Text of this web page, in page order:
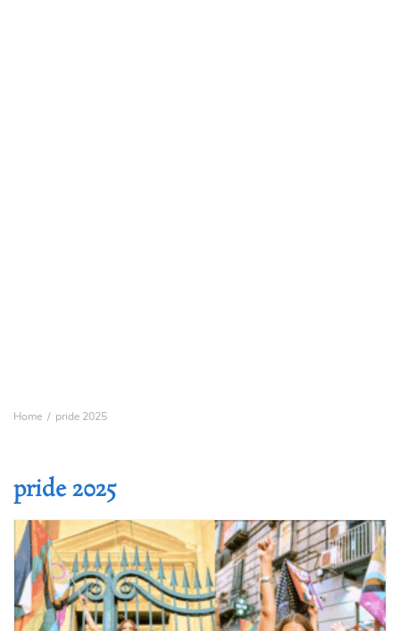
Home pride 2025
pride 2025